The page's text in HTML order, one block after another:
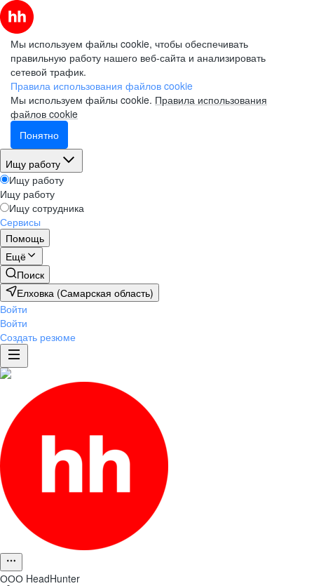
Мы используем файлы cookie, чтобы обеспечивать
правильную работу нашего веб-сайта и анализировать
сетевой трафик.
Правила использования файлов cookie
Мы используем файлы cookie. Правила использования
файлов cookie
Понятно
Ищу работу
Ищу работу
Ищу работу
Ищу сотрудника
Сервисы
Помощь
Ещё
Поиск
Елховка (Самарская область)
Войти
Войти
Создать резюме
ООО HeadHunter